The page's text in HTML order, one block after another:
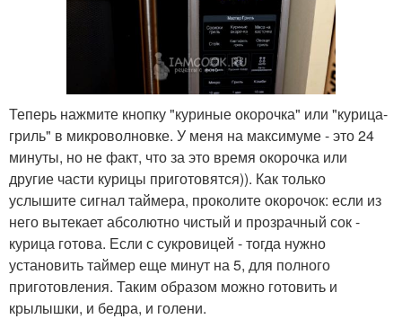
Теперь нажмите кнопку "куриные окорочка" или "курица-
гриль" в микроволновке. У меня на максимуме - это 24
минуты, но не факт, что за это время окорочка или
другие части курицы приготовятся)). Как только
услышите сигнал таймера, проколите окорочок: если из
него вытекает абсолютно чистый и прозрачный сок -
курица готова. Если с сукровицей - тогда нужно
установить таймер еще минут на 5, для полного
приготовления. Таким образом можно готовить и
крылышки, и бедра, и голени.